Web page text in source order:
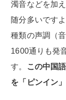
濁音などを加
随分多いです
種類の声調（
1600通りも発
す。
この中国
を「ピンイン